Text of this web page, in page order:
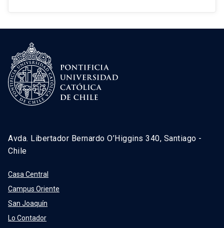
Avda. Libertador Bernardo O’Higgins 340, Santiago -
Chile
Casa Central
Campus Oriente
San Joaquín
Lo Contador